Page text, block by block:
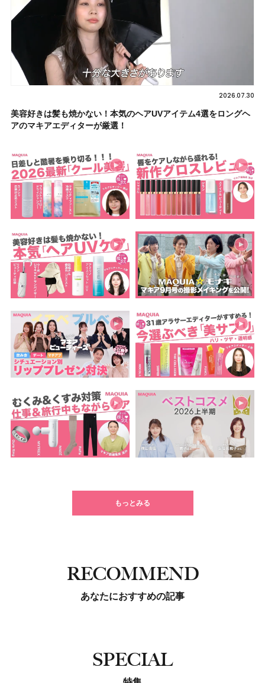
2026.07.30
美容好きは髪も焼かない！本気のヘアUVアイテム4選をロングヘ
アのマキアエディターが厳選！
もっとみる
RECOMMEND
あなたにおすすめの記事
SPECIAL